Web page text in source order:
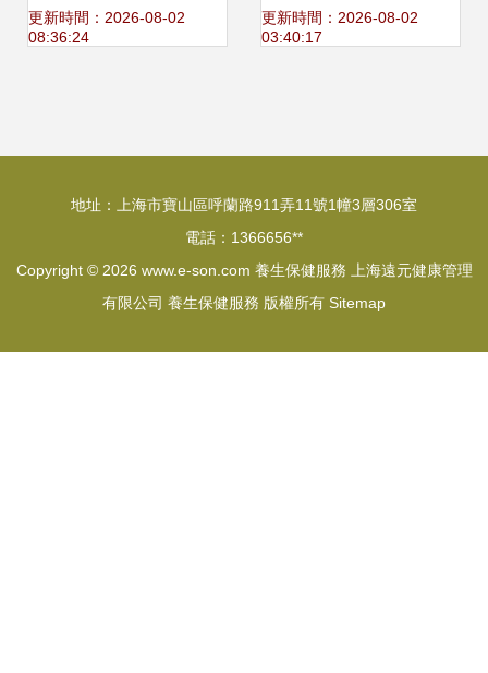
生保健新體驗
更新時間：2026-08-02
08:36:24
健的雙翼
更新時間：2026-08-02
03:40:17
地址：上海市寶山區呼蘭路911弄11號1幢3層306室
電話：1366656**
Copyright © 2026 www.e-son.com 養生保健服務
上海遠元健康管理
有限公司 養生保健服務 版權所有 Sitemap